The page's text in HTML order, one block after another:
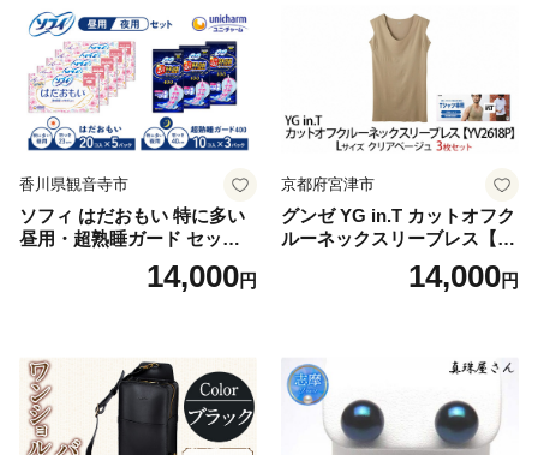
香川県観音寺市
ソフィ はだおもい 特に多い
昼用・超熟睡ガード セット
羽付き ナプキン 生理用品 サ
ニタリー ユニ・チャーム
14,000円
京都府宮津市
グンゼ YG in.T カットオフク
ルーネックスリーブレス【Y
V2618P】Lサイズ クリアベ
ージュ3枚セット [№5716-04
14,000円